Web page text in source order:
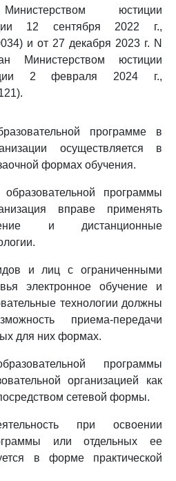
юстиции
12 сентября 2022 г.,
и от 27 декабря 2023 г. N
Министерством юстиции
2 февраля 2024 г.,
программе в
осуществляется в
формах обучения.
программы
вправе применять
и дистанционные
и лиц с ограниченными
электронное обучение и
технологии должны
приема-передачи
для них формах.
программы
организацией как
сетевой формы.
при освоении
или отдельных ее
в форме практической